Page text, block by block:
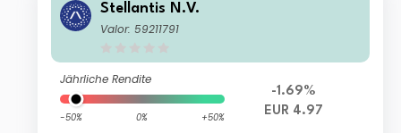
Stellantis N.V.
Valor: 59211791
Jährliche Rendite
-50% 0% +50%
-1.69%
EUR 4.97